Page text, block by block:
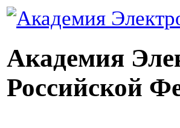
Академия
Российской